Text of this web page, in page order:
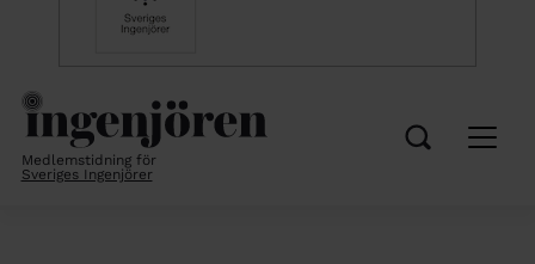
Medlemstidning för
Sveriges Ingenjörer